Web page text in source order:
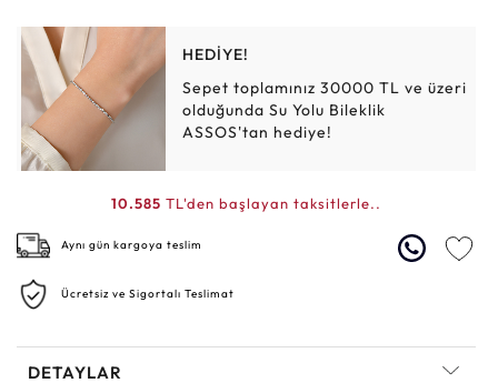
HEDİYE!
Sepet toplamınız 30000 TL ve üzeri
olduğunda Su Yolu Bileklik
ASSOS'tan hediye!
10.585 TL'den başlayan taksitlerle..
Aynı gün kargoya teslim
Ücretsiz ve Sigortalı Teslimat
DETAYLAR